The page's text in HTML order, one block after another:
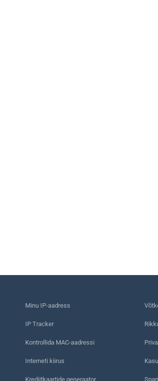
Minu IP-aadress
IP Tracker
Kontrollida MAC-aadressi
Interneti kiirus
Krediitkaartide generaator